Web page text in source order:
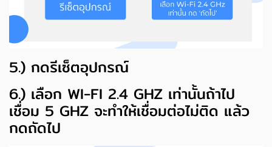
5.) กดรีเซ็ตอุปกรณ์
6.) เลือก WI-FI 2.4 GHZ เท่านั้นถ้าไป
เชื่อม 5 GHZ จะทำให้เชื่อมต่อไม่ติด แล้ว
กดถัดไป